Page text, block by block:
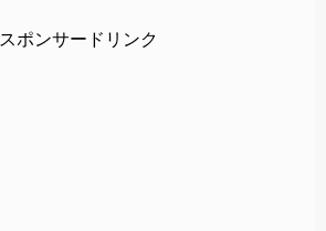
スポンサードリンク